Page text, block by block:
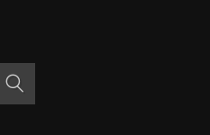
Search